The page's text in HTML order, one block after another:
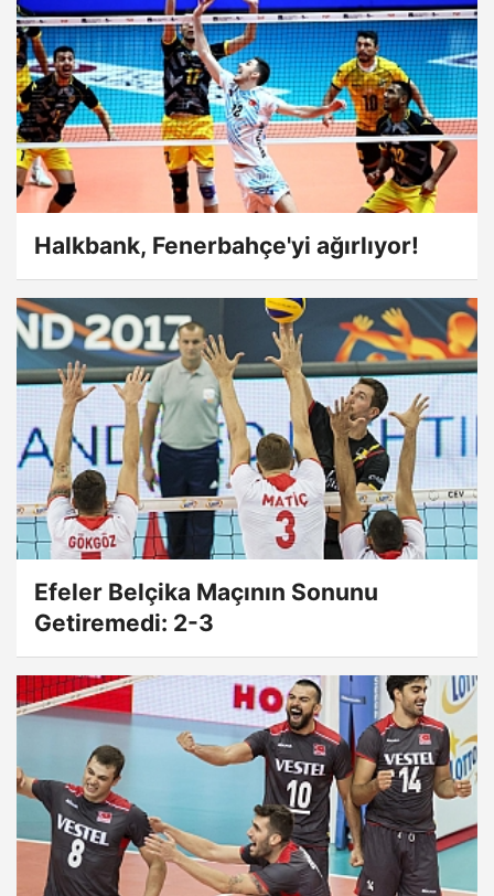
Halkbank, Fenerbahçe'yi ağırlıyor!
Efeler Belçika Maçının Sonunu
Getiremedi: 2-3